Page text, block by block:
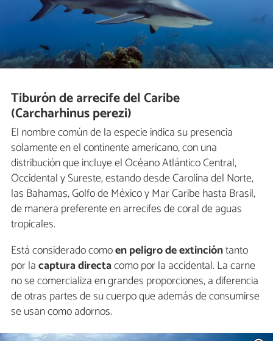
Tiburón de arrecife del Caribe
(Carcharhinus perezi)
El nombre común de la especie indica su presencia
solamente en el continente americano, con una
distribución que incluye el Océano Atlántico Central,
Occidental y Sureste, estando desde Carolina del Norte,
las Bahamas, Golfo de México y Mar Caribe hasta Brasil,
de manera preferente en arrecifes de coral de aguas
tropicales.
Está considerado comoen peligro de extincióntanto
por lacaptura directacomo por la accidental. La carne
no se comercializa en grandes proporciones, a diferencia
de otras partes de su cuerpo que además de consumirse
se usan como adornos.